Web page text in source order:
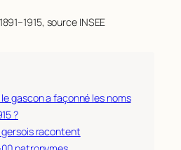
source INSEE
le gascon a façonné les noms
?
gersois racontent